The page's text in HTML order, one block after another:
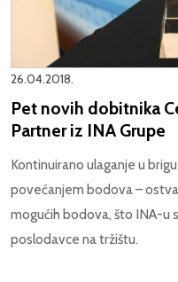
26.04.2018.
Pet novih dobitnika
Partner iz INA Grupe
Kontinuirano ulaganje u
povećanjem bodova –
mogućih bodova, što INA-u
poslodavce na tržištu.